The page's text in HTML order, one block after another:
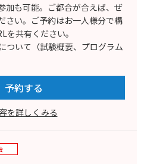
加も可能。ご都合が合えば、ぜ
さい。ご予約はお一人様分で構
共有ください。
ついて（試験概要、プログラム
予約する
を詳しくみる